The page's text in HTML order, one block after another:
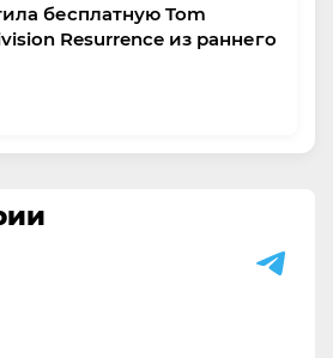
бесплатную Tom
Resurrence из раннего